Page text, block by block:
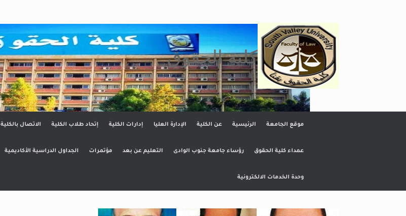
كلية الحقوق
موقع الجامعة الرئيسية عن الكلية الإدارة العليا إدارات الكلية إتحاد طلاب الكلية الاتصال بالكلية
عمداء كلية الحقوق رؤساء جامعة جنوب الوادى التعليم عن بعد مؤتمرات الجداول الدراسية الأكاديمية
وحدة الخدمات الالكترونية